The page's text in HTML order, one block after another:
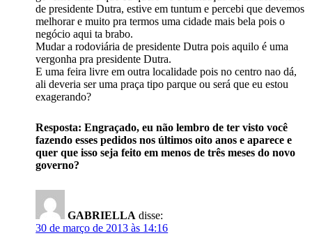
de presidente Dutra, estive em tuntum e percebi que devemos
melhorar e muito pra termos uma cidade mais bela pois o
negócio aqui ta brabo.
Mudar a rodoviária de presidente Dutra pois aquilo é uma
vergonha pra presidente Dutra.
E uma feira livre em outra localidade pois no centro nao dá,
ali deveria ser uma praça tipo parque ou será que eu estou
exagerando?
Resposta: Engraçado, eu não lembro de ter visto você
fazendo esses pedidos nos últimos oito anos e aparece e
quer que isso seja feito em menos de três meses do novo
governo?
GABRIELLA disse:
30 de março de 2013 às 14:16